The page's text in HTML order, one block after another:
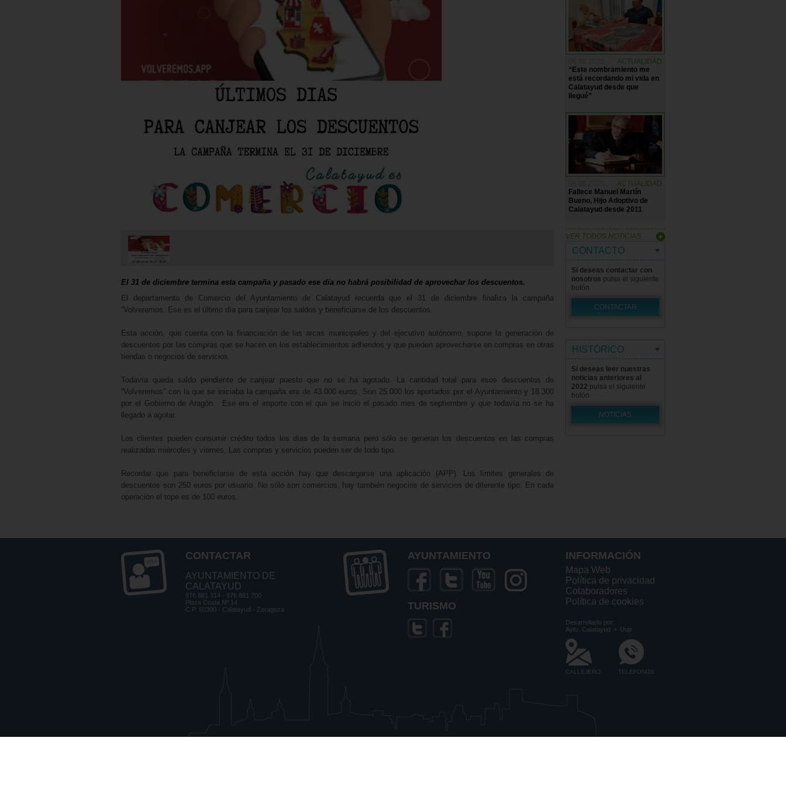
El 31 de diciembre termina esta campaña y pasado ese día no habrá posibilidad de aprovechar los descuentos.
El departamento de Comercio del Ayuntamiento de Calatayud recuerda que el 31 de diciembre finaliza la campaña
“Volveremos. Ese es el último día para canjear los saldos y beneficiarse de los descuentos.
Esta acción, que cuenta con la financiación de las arcas municipales y del ejecutivo autónomo, supone la generación de
descuentos por las compras que se hacen en los establecimientos adheridos y que pueden aprovecharse en compras en otras
tiendas o negocios de servicios.
Todavía queda saldo pendiente de canjear puesto que no se ha agotado. La cantidad total para esos descuentos de
“Volveremos” con la que se iniciaba la campaña era de 43.000 euros. Son 25.000 los aportados por el Ayuntamiento y 18.300
por el Gobierno de Aragón. Ese era el importe con el que se inició el pasado mes de septiembre y que todavía no se ha
llegado a agotar.
Los clientes pueden consumir crédito todos los días de la semana pero sólo se generan los descuentos en las compras
realizadas miércoles y viernes. Las compras y servicios pueden ser de todo tipo.
Recordar que para beneficiarse de esta acción hay que descargarse una aplicación (APP). Los límites generales de
descuentos son 250 euros por usuario. No sólo son comercios, hay también negocios de servicios de diferente tipo. En cada
operación el tope es de 100 euros.
ACTUALIDAD
“Este nombramiento me
está recordando mi vida en
Calatayud desde que
llegué”
ACTUALIDAD
Fallece Manuel Martín
Bueno, Hijo Adoptivo de
Calatayud desde 2011
VER TODOS NOTICIAS
CONTACTO
Si deseas contactar con
nosotros pulsa el siguiente
botón
CONTACTAR
HISTÓRICO
Si deseas leer nuestras
noticias anteriores al
2022 pulsa el siguiente
botón
NOTICIAS
CONTACTAR
AYUNTAMIENTO DE
CALATAYUD
976 881 314 - 976 881 700
Plaza Costa Nº 14
C.P. 50300 - Calatayud - Zaragoza
AYUNTAMIENTO
TURISMO
INFORMACIÓN
Mapa Web
Política de privacidad
Colaboradores
Política de cookies
Desarrollado por:
Ayto. Calatayud + Uup
CALLEJERO TELÉFONOS